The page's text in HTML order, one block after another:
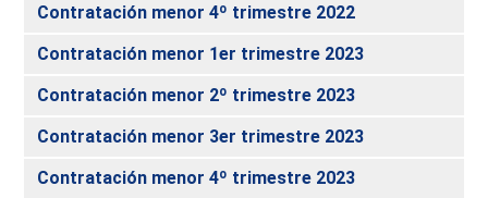
Contratación menor 4º trimestre 2022
Contratación menor 1er trimestre 2023
Contratación menor 2º trimestre 2023
Contratación menor 3er trimestre 2023
Contratación menor 4º trimestre 2023